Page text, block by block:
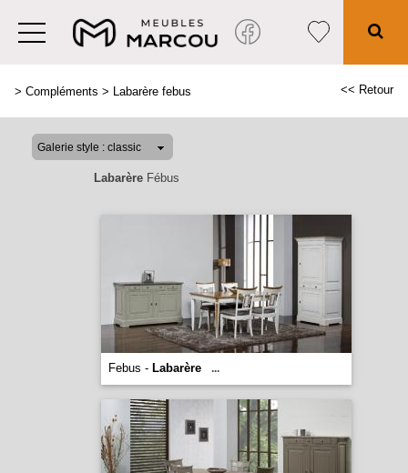
> Compléments > Labarère febus << Retour
LabarèreFébus
Febus - Labarère ...